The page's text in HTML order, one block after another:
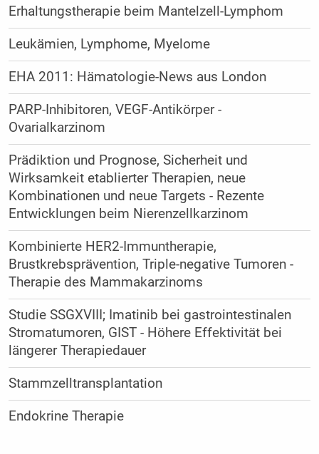
Erhaltungstherapie beim Mantelzell-Lymphom
Leukämien, Lymphome, Myelome
EHA 2011: Hämatologie-News aus London
PARP-Inhibitoren, VEGF-Antikörper -
Ovarialkarzinom
Prädiktion und Prognose, Sicherheit und
Wirksamkeit etablierter Therapien, neue
Kombinationen und neue Targets - Rezente
Entwicklungen beim Nierenzellkarzinom
Kombinierte HER2-Immuntherapie,
Brustkrebsprävention, Triple-negative Tumoren -
Therapie des Mammakarzinoms
Studie SSGXVIII; Imatinib bei gastrointestinalen
Stromatumoren, GIST - Höhere Effektivität bei
längerer Therapiedauer
Stammzelltransplantation
Endokrine Therapie